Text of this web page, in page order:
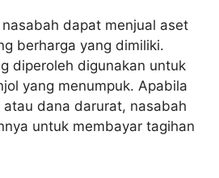
dapat menjual aset
berharga yang dimiliki.
diperoleh digunakan untuk
yang menumpuk. Apabila
dana darurat, nasabah
untuk membayar tagihan